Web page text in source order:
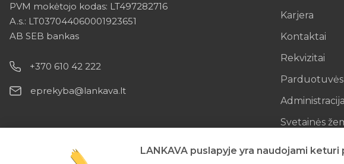
PVM mokėtojo kodas: LT497282716
A.s.: LT037044060001923651
AB SEB bankas
+370 610 42 222
eprekyba@lankava.lt
Karjera
Kontaktai
Rekvizitai
Parduotuvės
Administracija
Svetainės
El
LANKAVA puslapyje yra naudojami